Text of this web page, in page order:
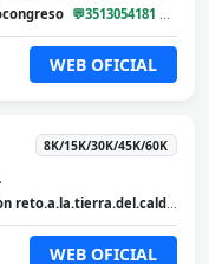
💬3513054181
WEB OFICIAL
8K/15K/30K/45K/60K
reto.a.la.tierra.del.calden
WEB OFICIAL